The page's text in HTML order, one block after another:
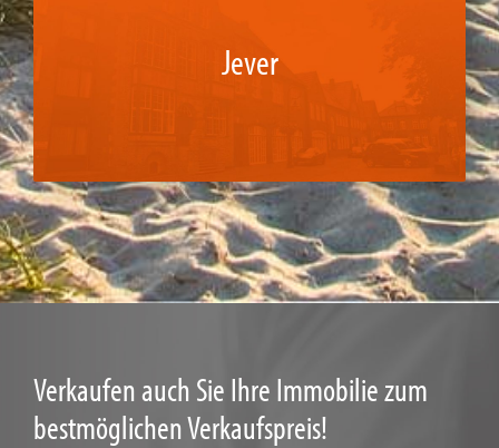
Jever
Verkaufen auch Sie Ihre Immobilie zum
bestmöglichen Verkaufspreis!